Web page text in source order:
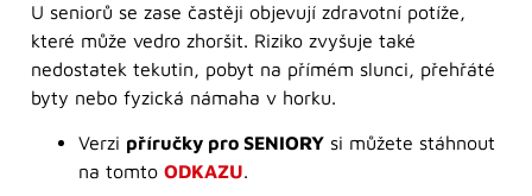
U seniorů se zase častěji objevují zdravotní potíže,
které může vedro zhoršit. Riziko zvyšuje také
nedostatek tekutin, pobyt na přímém slunci, přehřáté
byty nebo fyzická námaha v horku.
Verzi příručky pro SENIORY si můžete stáhnout
na tomto ODKAZU.